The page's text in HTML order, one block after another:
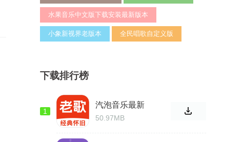
水果音乐中文版下载安装最新版本
小象新视界老版本 全民唱歌自定义版
下载排行榜
1
汽泡音乐最新
版
50.97MB